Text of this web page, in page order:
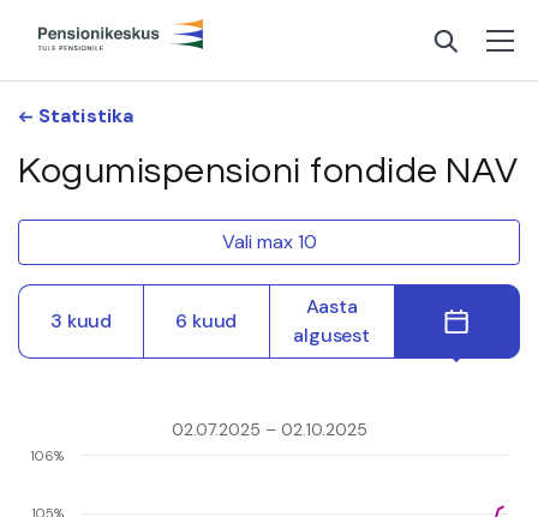
Statistika
Kogumispensioni fondide NAV
Vali max 10
3 kuud 6 kuud
Aasta
algusest
02.07.2025 – 02.10.2025
105%
106%